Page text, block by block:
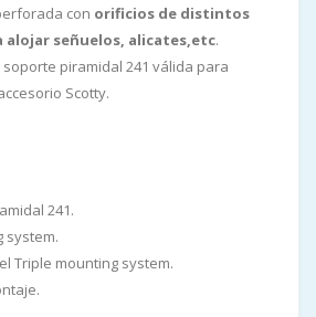
con orificios de distintos
alojar señuelos, alicates,etc.
piramidal 241 válida para
Scotty.
241.
system.
Triple mounting system.